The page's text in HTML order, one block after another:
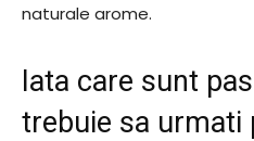
naturale arome.
Iata care sunt
trebuie sa urmati